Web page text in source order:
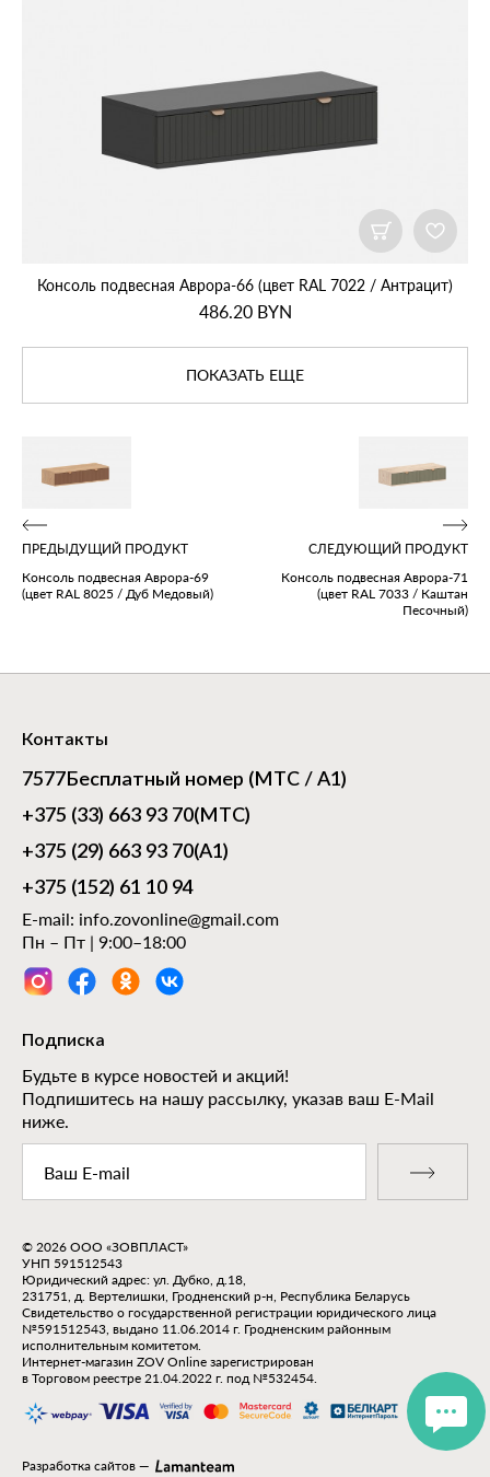
Консоль подвесная Аврора‑66 (цвет RAL 7022 / Антрацит)
486.20BYN
ПОКАЗАТЬ ЕЩЕ
ПРЕДЫДУЩИЙ ПРОДУКТ
Консоль подвесная Аврора‑69
(цвет RAL 8025 / Дуб Медовый)
СЛЕДУЮЩИЙ ПРОДУКТ
Консоль подвесная Аврора‑71
(цвет RAL 7033 / Каштан
Песочный)
Контакты
7577 Бесплатный номер (МТС / А1)
+375 (33) 663 93 70(МТС)
+375 (29) 663 93 70(А1)
+375 (152) 61 10 94
E-mail: info.zovonline@gmail.com
Пн – Пт | 9:00–18:00
Подписка
Будьте в курсе новостей и акций!
Подпишитесь на нашу рассылку, указав ваш E-Mail
ниже.
© 2026 ООО «ЗОВПЛАСТ»
УНП 591512543
Юридический адрес: ул. Дубко, д.18,
231751, д. Вертелишки, Гродненский р-н, Республика Беларусь
Свидетельство о государственной регистрации юридического лица
№591512543, выдано 11.06.2014 г. Гродненским районным
исполнительным комитетом.
Интернет-магазин ZOV Online зарегистрирован
в Торговом реестре 21.04.2022 г. под №532454.
Разработка сайтов —